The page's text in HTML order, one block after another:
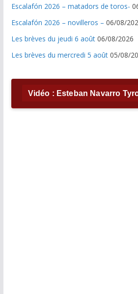
Escalafón 2026 – matadors de toros-
Escalafón 2026 – novilleros – 06/08/
Les brèves du jeudi 6 août 06/08/2026
Les brèves du mercredi 5 août 05/08/
Vidéo : Esteban Navarro